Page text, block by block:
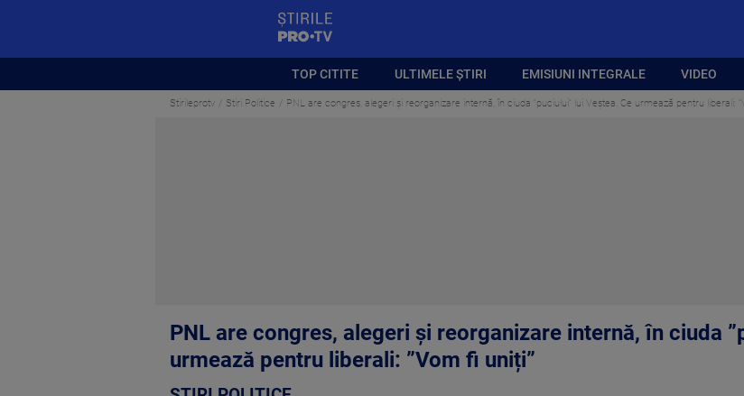
TOP CITITE ULTIMELE ȘTIRI EMISIUNI INTEGRALE VIDEO
Stirileprotv Stiri Politice PNL are congres, alegeri și reorganizare internă, în ciuda ”puciului” lui Veștea. Ce urmează pentru liberali:
PNL are congres, alegeri și reorganizare internă, în ciuda
urmează pentru liberali: ”Vom fi uniți”